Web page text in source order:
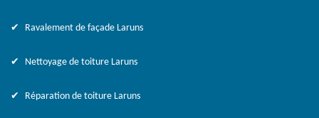
Ravalement de façade Laruns
Nettoyage de toiture Laruns
Réparation de toiture Laruns